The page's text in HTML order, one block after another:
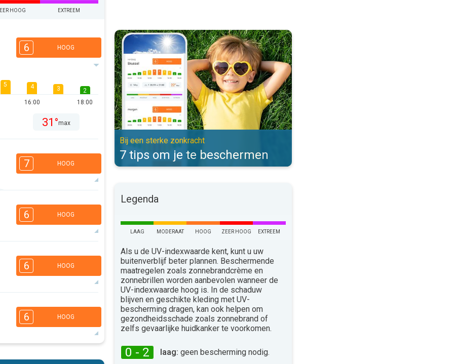
HOOG EXTREEM
6 HOOG
5 4
16:00
3
2
18:00
31°max
7 HOOG
16:00
4
26°max
6 HOOG
16:00
3
2
32°
6 HOOG
16:00
3
2
34°
6 HOOG
3
2
7 tips om je te beschermen. Bij een sterke zonkracht. . .
Bij een sterke zonkracht
7 tips om je te beschermen
Legenda
LAAG MODERAAT HOOG ZEER HOOG EXTREEM
Als u de UV-indexwaarde kent, kunt u uw
buitenverblijf beter plannen. Beschermende
maatregelen zoals zonnebrandcrème en
zonnebrillen worden aanbevolen wanneer de
UV-indexwaarde hoog is. In de schaduw
blijven en geschikte kleding met UV-
bescherming dragen, kan ook helpen om
gezondheidsschade zoals zonnebrand of
zelfs gevaarlijke huidkanker te voorkomen.
0 - 2 laag: geen bescherming nodig.